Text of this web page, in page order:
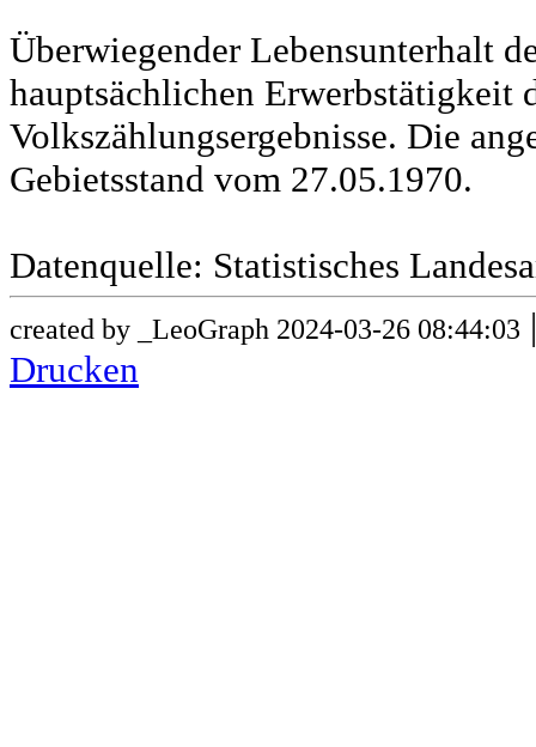
Überwiegender Lebensunterhalt
hauptsächlichen Erwerbstätigkeit
Volkszählungsergebnisse. Die
Gebietsstand vom 27.05.1970.
Datenquelle: Statistisches
created by _LeoGraph 2024-03-26 08:44:03
Drucken